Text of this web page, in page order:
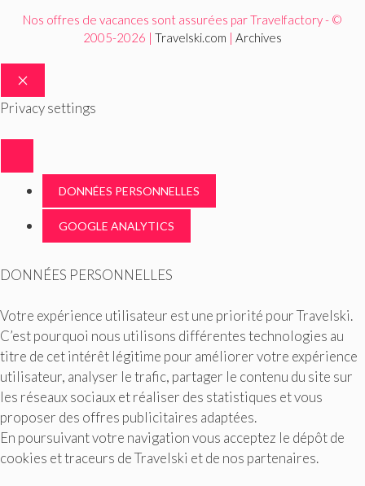
Nos offres de vacances sont assurées par Travelfactory - ©
2005-2026 | Travelski.com | Archives
FERMER
Privacy settings
DONNÉES PERSONNELLES
GOOGLE ANALYTICS
DONNÉES PERSONNELLES
Votre expérience utilisateur est une priorité pour Travelski.
C’est pourquoi nous utilisons différentes technologies au
titre de cet intérêt légitime pour améliorer votre expérience
utilisateur, analyser le trafic, partager le contenu du site sur
les réseaux sociaux et réaliser des statistiques et vous
proposer des offres publicitaires adaptées.
En poursuivant votre navigation vous acceptez le dépôt de
cookies et traceurs de Travelski et de nos partenaires.